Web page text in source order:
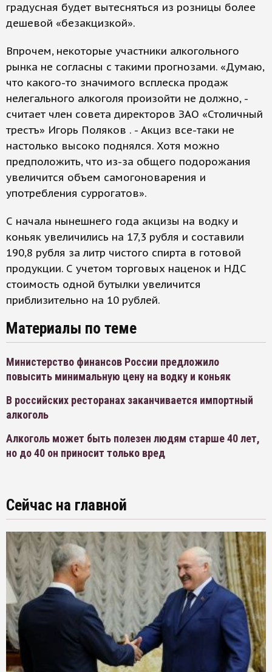
градусная будет вытесняться из розницы более
дешевой «безакцизкой».
Впрочем, некоторые участники алкогольного
рынка не согласны с такими прогнозами. «Думаю,
что какого-то значимого всплеска продаж
нелегального алкоголя произойти не должно, -
считает член совета директоров ЗАО «Столичный
трестъ» Игорь Поляков . - Акциз все-таки не
настолько высоко поднялся. Хотя можно
предположить, что из-за общего подорожания
увеличится объем самогоноварения и
употребления суррогатов».
С начала нынешнего года акцизы на водку и
коньяк увеличились на 17,3 рубля и составили
190,8 рубля за литр чистого спирта в готовой
продукции. С учетом торговых наценок и НДС
стоимость одной бутылки увеличится
приблизительно на 10 рублей.
Материалы по теме
Министерство финансов России предложило
повысить минимальную цену на водку и коньяк
В российских ресторанах заканчивается импортный
алкоголь
Алкоголь может быть полезен людям старше 40 лет,
но до 40 он приносит только вред
Сейчас на главной